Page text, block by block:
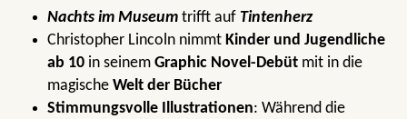
Nachts im Museum trifft auf Tintenherz
Christopher Lincoln nimmt Kinder und Jugendliche
ab 10 in seinem Graphic Novel-Debüt mit in die
magische Welt der Bücher
Stimmungsvolle Illustrationen: Während die